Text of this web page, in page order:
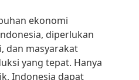
ekonomi
diperlukan
dan masyarakat
yang tepat. Hanya
Indonesia dapat